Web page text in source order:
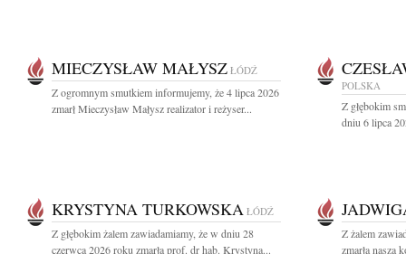
MIECZYSŁAW MAŁYSZ ŁÓDŹ
Z ogromnym smutkiem informujemy, że 4 lipca 2026
zmarł Mieczysław Małysz realizator i reżyser...
POLSKA
Z głębokim
dniu 6 lipca
KRYSTYNA TURKOWSKA ŁÓDŹ
Z głębokim żalem zawiadamiamy, że w dniu 28
czerwca 2026 roku zmarła prof. dr hab. Krystyna...
Z żalem
zmarła nasza